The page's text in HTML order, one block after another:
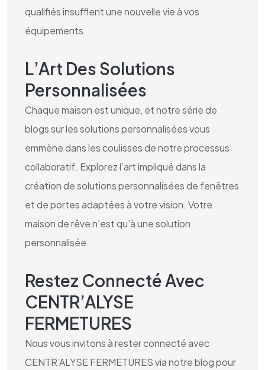
qualifiés insufflent une nouvelle vie à vos
équipements.
L’Art Des Solutions
Personnalisées
Chaque maison est unique, et notre série de
blogs sur les solutions personnalisées vous
emmène dans les coulisses de notre processus
collaboratif. Explorez l’art impliqué dans la
création de solutions personnalisées de fenêtres
et de portes adaptées à votre vision. Votre
maison de rêve n’est qu’à une solution
personnalisée.
Restez Connecté Avec
CENTR’ALYSE
FERMETURES
Nous vous invitons à rester connecté avec
CENTR’ALYSE FERMETURES via notre blog pour